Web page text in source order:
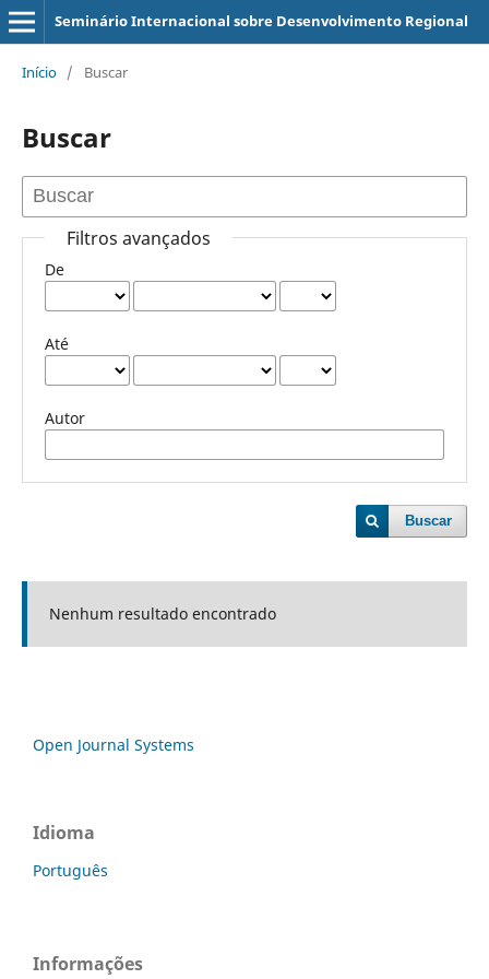
Seminário Internacional sobre Desenvolvimento Regional
Início / Buscar
Buscar
Filtros avançados
De
Até
Autor
Buscar
Nenhum resultado encontrado
Open Journal Systems
Idioma
Português
Informações